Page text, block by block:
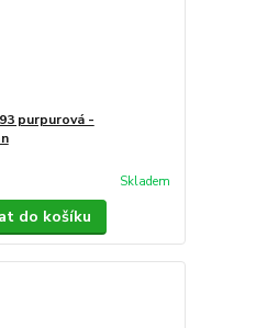
purpurová -
Skladem
do košíku